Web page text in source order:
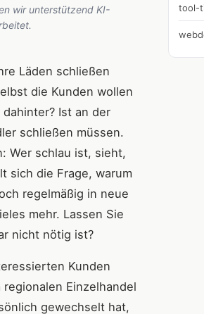
wir unterstützend KI-
Läden schließen
die Kunden wollen
Ist an der
schließen müssen.
Wer schlau ist, sieht,
sich die Frage, warum
regelmäßig in neue
mehr. Lassen Sie
nicht nötig ist?
Kunden
Einzelhandel
gewechselt hat,
tool-